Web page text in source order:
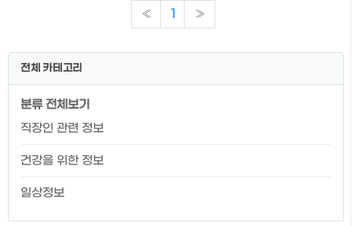
시길 바랍니다. 목차 1. 위에 좋은 음식들 2.
위에 안좋은 음식들 / 피해야할 음식들 위
20kcal라는 낮은 칼로리로 다이어트에 매
« 1 »
전체 카테고리
분류 전체보기
직장인 관련 정보
건강을 위한 정보
일상정보